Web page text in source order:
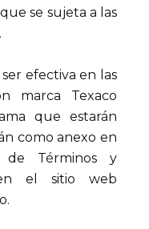
se sujeta a las
efectiva en las
marca Texaco
que estarán
como anexo en
de Términos y
el sitio web